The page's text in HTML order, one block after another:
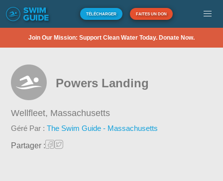
TÉLÉCHARGER FAITES UN DON
Join Our Mission: Support Clean Water Today. Donate Now.
Powers Landing
Wellfleet, Massachusetts
Géré Par :The Swim Guide - Massachusetts
Partager :